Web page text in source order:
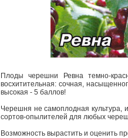
Плоды черешни Ревна темно-
восхитительная: сочная,
высокая - 5 баллов!
Черешня не самоплодная культура,
сортов-опылителей для любых
Возможность вырастить и оценить